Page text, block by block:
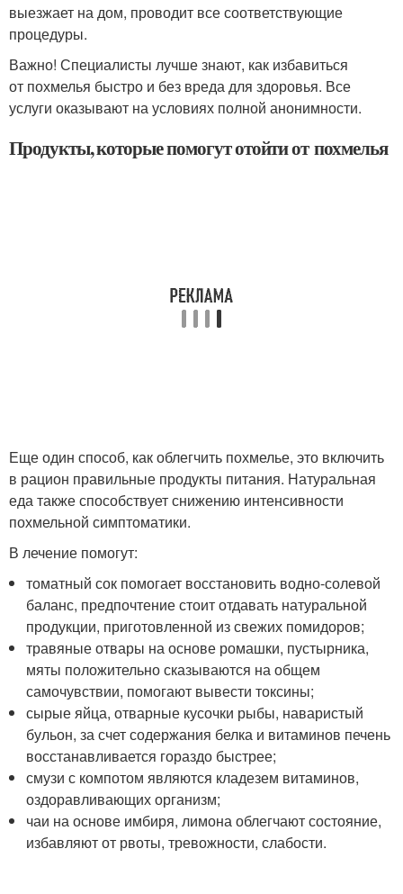
выезжает на дом, проводит все соответствующие
процедуры.
Важно! Специалисты лучше знают, как избавиться
от похмелья быстро и без вреда для здоровья. Все
услуги оказывают на условиях полной анонимности.
Продукты, которые помогут отойти от похмелья
Еще один способ, как облегчить похмелье, это включить
в рацион правильные продукты питания. Натуральная
еда также способствует снижению интенсивности
похмельной симптоматики.
В лечение помогут:
томатный сок помогает восстановить водно-солевой
баланс, предпочтение стоит отдавать натуральной
продукции, приготовленной из свежих помидоров;
травяные отвары на основе ромашки, пустырника,
мяты положительно сказываются на общем
самочувствии, помогают вывести токсины;
сырые яйца, отварные кусочки рыбы, наваристый
бульон, за счет содержания белка и витаминов печень
восстанавливается гораздо быстрее;
смузи с компотом являются кладезем витаминов,
оздоравливающих организм;
чаи на основе имбиря, лимона облегчают состояние,
избавляют от рвоты, тревожности, слабости.